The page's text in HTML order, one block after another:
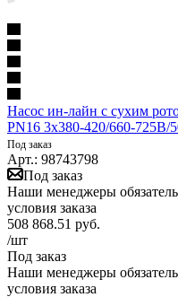
Насос ин-лайн с сухим
PN16 3х380-420/660-725В/
Под заказ
Арт.: 98743798
Под заказ
Наши менеджеры
условия заказа
508 868.51 руб.
/шт
Под заказ
Наши менеджеры
условия заказа